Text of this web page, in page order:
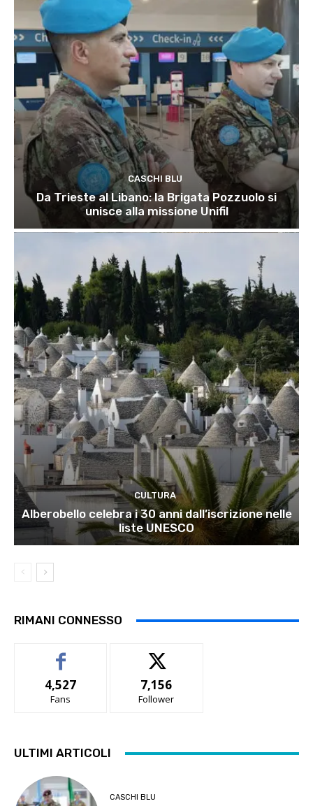
CASCHI BLU
Da Trieste al Libano: la Brigata Pozzuolo si
unisce alla missione Unifil
CULTURA
Alberobello celebra i 30 anni dall’iscrizione nelle
liste UNESCO
RIMANI CONNESSO
4,527
Fans
7,156
Follower
ULTIMI ARTICOLI
CASCHI BLU